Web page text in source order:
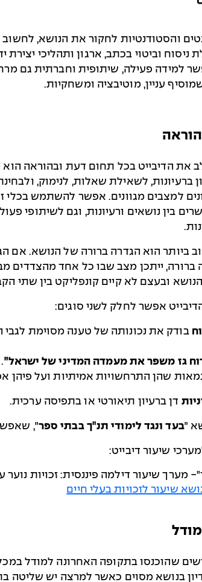
והסטודנטיות לחקור את הנושא, לחשוב
ניסוח וביטוי בכתב, ארגון ותהליכי יצירת
למידה פעילה, שיתופית וחברתית גם
עניין, מוטיבציה ומשחקיות.
את הדיבייט בכל תחום דעת ובהוראה הוא
ברעיונות, לשאילת שאלות, לנימוק,
למצבים מגוונים. אפשר להשתמש בכלי
בין נושאים ורעיונות, וגם לשיתופי
ביותר הוא הגדרה ברורה של הנושא. אם
ברורה, ייתכן מצב שבו כל אחד מהצדדים
ובעצם לא קיים קונפליקט בין שתי
אפשר לחלק לשני סוגים:
בודק את נכונותה של טענה מסוימת לגבי
גז משפר את מעמדה המדיני של ישראל״
שהן התרחשויות אמיתיות ועל פיהן
דן ברעיון תיאורטי או בתפיסה ערכית.
״בעד ונגד לימודי תנ"ך בבתי ספר״,
שיעור דיבייט:
מערך שיעור דילמה פיננסית: זכויות
שיעור לזכויות בעלי חיים
שהוכנסו בתקופה האחרונה למודל
בנושא מסוים כאשר למרצה יש שליטה